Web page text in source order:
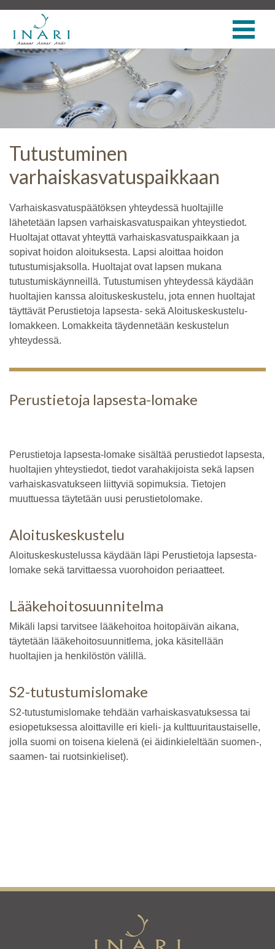
Tutustuminen
varhaiskasvatuspaikkaan
Varhaiskasvatuspäätöksen yhteydessä huoltajille
lähetetään lapsen varhaiskasvatuspaikan yhteystiedot.
Huoltajat ottavat yhteyttä varhaiskasvatuspaikkaan ja
sopivat hoidon aloituksesta. Lapsi aloittaa hoidon
tutustumisjaksolla. Huoltajat ovat lapsen mukana
tutustumiskäynneillä. Tutustumisen yhteydessä käydään
huoltajien kanssa aloituskeskustelu, jota ennen huoltajat
täyttävät Perustietoja lapsesta- sekä Aloituskeskustelu-
lomakkeen. Lomakkeita täydennetään keskustelun
yhteydessä.
Perustietoja lapsesta-lomake
Perustietoja lapsesta-lomake sisältää perustiedot lapsesta,
huoltajien yhteystiedot, tiedot varahakijoista sekä lapsen
varhaiskasvatukseen liittyviä sopimuksia. Tietojen
muuttuessa täytetään uusi perustietolomake.
Aloituskeskustelu
Aloituskeskustelussa käydään läpi Perustietoja lapsesta-
lomake sekä tarvittaessa vuorohoidon periaatteet.
Lääkehoitosuunnitelma
Mikäli lapsi tarvitsee lääkehoitoa hoitopäivän aikana,
täytetään lääkehoitosuunnitlema, joka käsitellään
huoltajien ja henkilöstön välillä.
S2-tutustumislomake
S2-tutustumislomake tehdään varhaiskasvatuksessa tai
esiopetuksessa aloittaville eri kieli- ja kulttuuritaustaiselle,
jolla suomi on toisena kielenä (ei äidinkieleltään suomen-,
saamen- tai ruotsinkieliset).